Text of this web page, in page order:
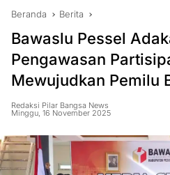
Beranda Berita
Bawaslu Pessel
Pengawasan
Mewujudkan Pemilu
Redaksi Pilar Bangsa News
Minggu, 16 November 2025